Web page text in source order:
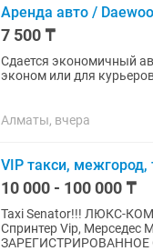
Аренда авто /
7 500 ₸
Сдается экономичный
эконом или для курьеров Год: 2012 Цвет: Синий Объем: 0.8 Коробка: автомат
Алматы, вчера
VIP такси,
10 000 - 100 000 ₸
Taxi Senator!!! ЛЮКС-
Спринтер Vip, Мерседес